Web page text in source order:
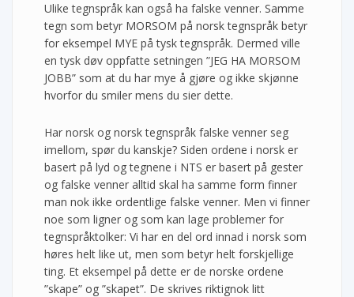
Ulike tegnspråk kan også ha falske venner. Samme
tegn som betyr MORSOM på norsk tegnspråk betyr
for eksempel MYE på tysk tegnspråk. Dermed ville
en tysk døv oppfatte setningen ”JEG HA MORSOM
JOBB” som at du har mye å gjøre og ikke skjønne
hvorfor du smiler mens du sier dette.
Har norsk og norsk tegnspråk falske venner seg
imellom, spør du kanskje? Siden ordene i norsk er
basert på lyd og tegnene i NTS er basert på gester
og falske venner alltid skal ha samme form finner
man nok ikke ordentlige falske venner. Men vi finner
noe som ligner og som kan lage problemer for
tegnspråktolker: Vi har en del ord innad i norsk som
høres helt like ut, men som betyr helt forskjellige
ting. Et eksempel på dette er de norske ordene
”skape” og ”skapet”. De skrives riktignok litt